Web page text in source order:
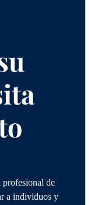
de
a individuos y